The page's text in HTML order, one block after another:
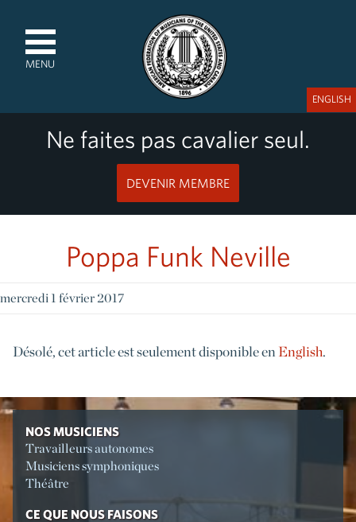
MENU
Ne faites pas cavalier seul.
DEVENIR MEMBRE
ENGLISH
Poppa Funk Neville
mercredi 1 février 2017
Désolé, cet article est seulement disponible en English.
NOS MUSICIENS
Travailleurs autonomes
Musiciens symphoniques
Théâtre
CE QUE NOUS FAISONS